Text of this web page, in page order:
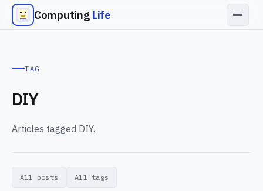
Computing Life
TAG
DIY
Articles tagged DIY.
All posts All tags